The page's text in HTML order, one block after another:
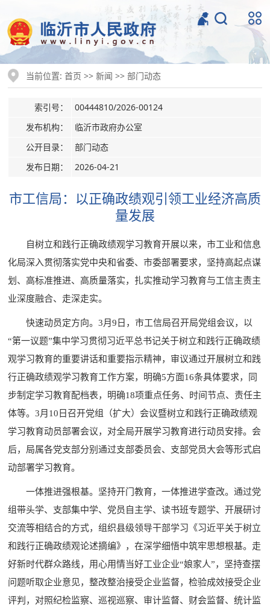
当前位置:首页 >>新闻 >>部门动态
索引号：
00444810/2026-00124
发布机构：
临沂市政府办公室
公开目录：
部门动态
发布日期：
2026-04-21
市工信局：以正确政绩观引领工业经济高质
量发展
自树立和践行正确政绩观学习教育开展以来，市工业和信息
化局深入贯彻落实党中央和省委、市委部署要求，坚持高起点谋
划、高标准推进、高质量落实，扎实推动学习教育与工信主责主
业深度融合、走深走实。
快速动员定方向。3月9日，市工信局召开局党组会议，以
“第一议题”集中学习贯彻习近平总书记关于树立和践行正确政绩
观学习教育的重要讲话和重要指示精神，审议通过开展树立和践
行正确政绩观学习教育工作方案，明确5方面16条具体要求，同
步制定学习教育配档表，明确18项重点任务、时间节点、责任主
体等。3月10日召开党组（扩大）会议暨树立和践行正确政绩观
学习教育动员部署会议，对全局开展学习教育进行动员安排。会
后，局属各党支部分别通过支部委员会、支部党员大会等形式启
动部署学习教育。
一体推进强根基。坚持开门教育，一体推进学查改。通过党
组带头学、支部集中学、党员自主学、读书班专题学、开展研讨
交流等相结合的方式，组织县级领导干部学习《习近平关于树立
和践行正确政绩观论述摘编》，在深学细悟中筑牢思想根基。走
好新时代群众路线，用心用情当好工业企业“娘家人”，坚持查摆
问题听取企业意见，整改整治接受企业监督，检验成效接受企业
评判，对照纪检监察、巡视巡察、审计监督、财会监督、统计监